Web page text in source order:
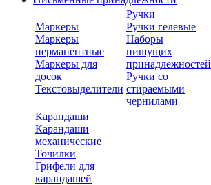
Маркеры
Маркеры
перманентные
Маркеры для
досок
Текстовыделители
Ручки
Ручки гелевые
Наборы
пишущих
принадлежностей
Ручки со
стираемыми
чернилами
Карандаши
Карандаши
механические
Точилки
Грифели для
карандашей